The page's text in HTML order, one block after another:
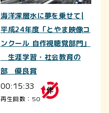
海洋深層水に夢を乗せて|
平成24年度「とやま映像コ
ンクール 自作視聴覚部門」
生涯学習・社会教育の
部 優良賞
00:15:33
再生回数：50